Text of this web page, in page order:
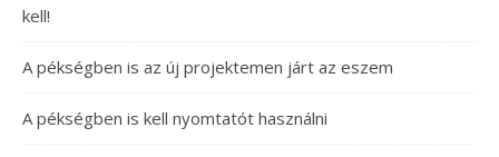
kell!
A pékségben is az új projektemen járt az eszem
A pékségben is kell nyomtatót használni